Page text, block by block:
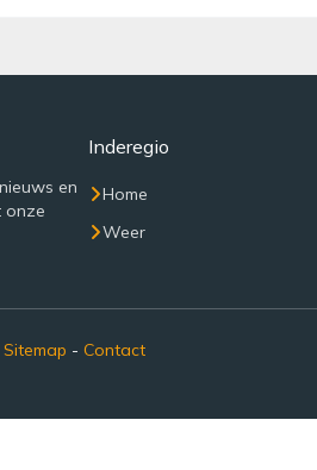
en
onze
Inderegio
Home
Weer
Sitemap - Contact